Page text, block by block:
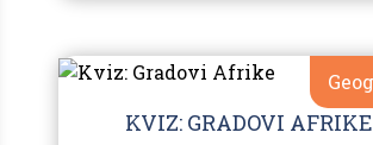
KVIZ: GRADOVI AFRIKE